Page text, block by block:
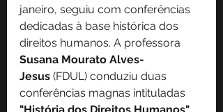
janeiro, seguiu com conferências
dedicadas à base histórica dos
direitos humanos. A professora
Susana Mourato Alves-
Jesus (FDUL) conduziu duas
conferências magnas intituladas